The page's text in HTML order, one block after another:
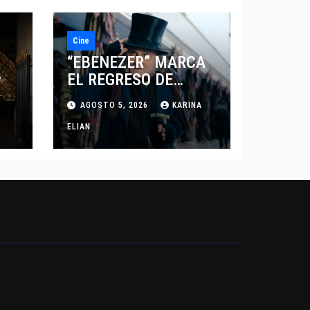
Cine
“EBENEZER” MARCA
EL REGRESO DE
JOHNNY DEPP A
HOLLYWOOD TRAS SU
PASO POR EL CINE
INDEPENDIENTE
AGOSTO 5, 2026 KARINA
ELIAN